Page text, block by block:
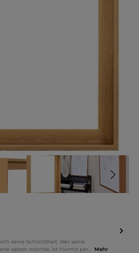
seine Schlichtheit. Wer seine
setzen möchte, ist hiermit per… Mehr